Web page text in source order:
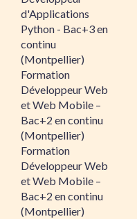
d'Applications
Python - Bac+3 en
continu
(Montpellier)
Formation
Développeur Web
et Web Mobile –
Bac+2 en continu
(Montpellier)
Formation
Développeur Web
et Web Mobile –
Bac+2 en continu
(Montpellier)